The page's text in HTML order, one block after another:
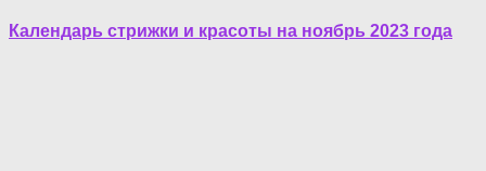
Календарь стрижки и красоты на ноябрь 2023 года